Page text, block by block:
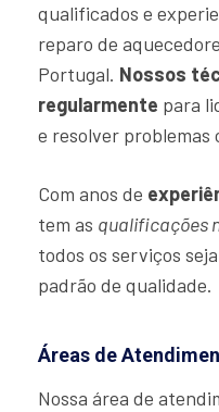
qualificados e
reparo de
Portugal. Nossos
regularmente para
e resolver problemas
Com anos de
tem as qualificações
todos os serviços
padrão de qualidade.
Áreas de
Nossa área de